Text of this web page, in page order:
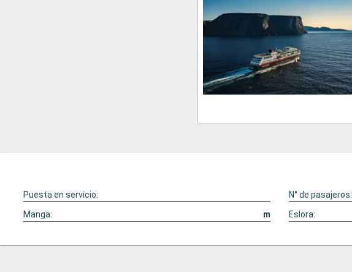
Puesta en servicio: N° de pasajeros:
Manga:
m Eslora: